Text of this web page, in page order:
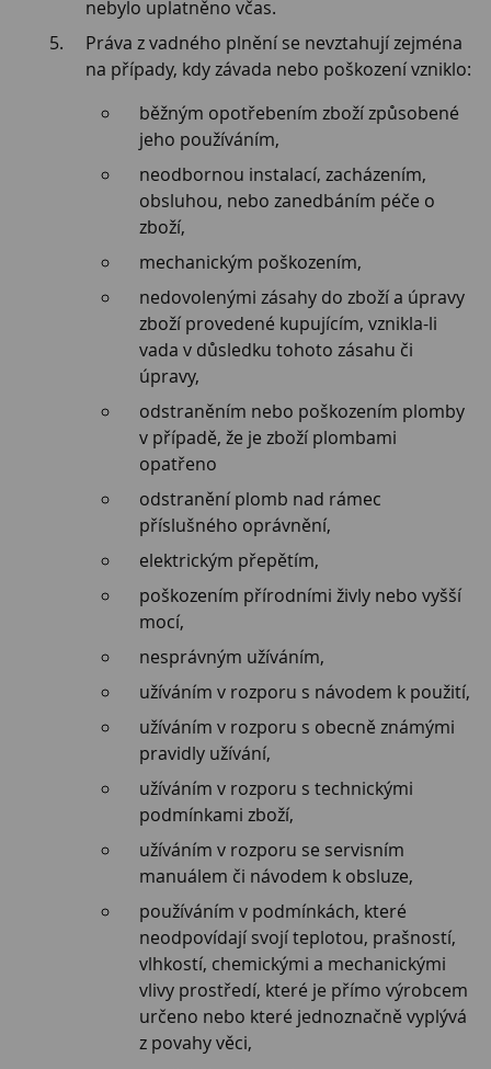
nebylo uplatněno včas.
Práva z vadného plnění se nevztahují zejména
na případy, kdy závada nebo poškození vzniklo:
běžným opotřebením zboží způsobené
jeho používáním,
neodbornou instalací, zacházením,
obsluhou, nebo zanedbáním péče o
zboží,
mechanickým poškozením,
nedovolenými zásahy do zboží a úpravy
zboží provedené kupujícím, vznikla-li
vada v důsledku tohoto zásahu či
úpravy,
odstraněním nebo poškozením plomby
v případě, že je zboží plombami
opatřeno
odstranění plomb nad rámec
příslušného oprávnění,
elektrickým přepětím,
poškozením přírodními živly nebo vyšší
mocí,
nesprávným užíváním,
užíváním v rozporu s návodem k použití,
užíváním v rozporu s obecně známými
pravidly užívání,
užíváním v rozporu s technickými
podmínkami zboží,
užíváním v rozporu se servisním
manuálem či návodem k obsluze,
používáním v podmínkách, které
neodpovídají svojí teplotou, prašností,
vlhkostí, chemickými a mechanickými
vlivy prostředí, které je přímo výrobcem
určeno nebo které jednoznačně vyplývá
z povahy věci,